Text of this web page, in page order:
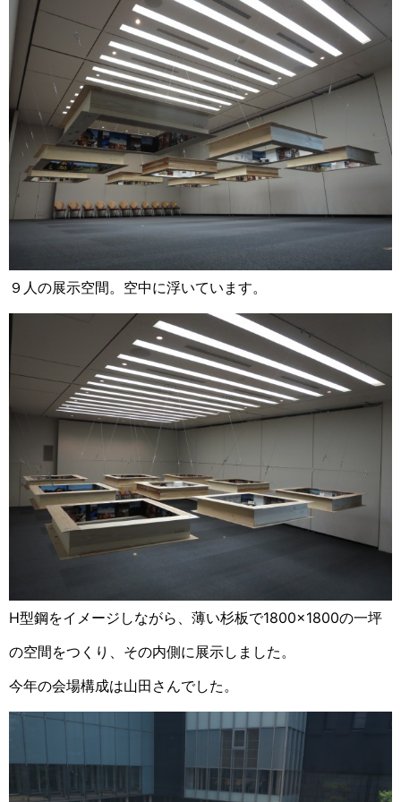
９人の展示空間。空中に浮いています。
H型鋼をイメージしながら、薄い杉板で1800×1800の一坪
の空間をつくり、その内側に展示しました。
今年の会場構成は山田さんでした。